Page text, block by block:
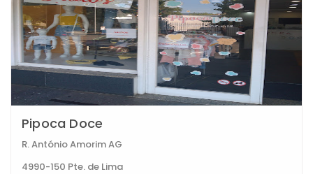
Pipoca Doce
R. António Amorim AG
4990-150 Pte. de Lima